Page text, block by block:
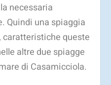
necessaria
Quindi una spiaggia
queste
altre due spiagge
di Casamicciola.